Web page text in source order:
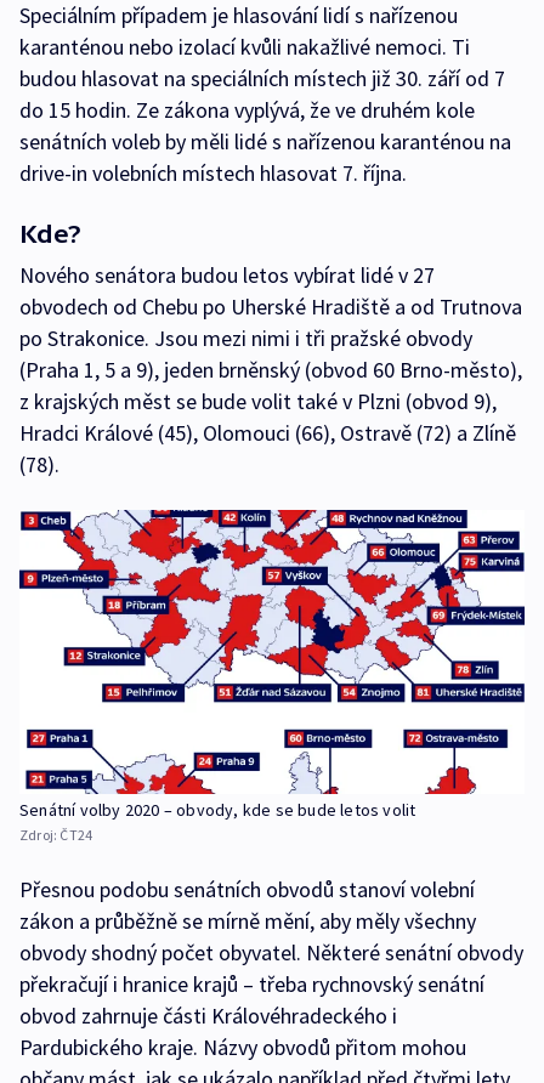
Speciálním případem je hlasování lidí s nařízenou
karanténou nebo izolací kvůli nakažlivé nemoci. Ti
budou hlasovat na speciálních místech již 30. září od 7
do 15 hodin. Ze zákona vyplývá, že ve druhém kole
senátních voleb by měli lidé s nařízenou karanténou na
drive-in volebních místech hlasovat 7. října.
Kde?
Nového senátora budou letos vybírat lidé v 27
obvodech od Chebu po Uherské Hradiště a od Trutnova
po Strakonice. Jsou mezi nimi i tři pražské obvody
(Praha 1, 5 a 9), jeden brněnský (obvod 60 Brno-město),
z krajských měst se bude volit také v Plzni (obvod 9),
Hradci Králové (45), Olomouci (66), Ostravě (72) a Zlíně
(78).
Senátní volby 2020 – obvody, kde se bude letos volit
Zdroj: ČT24
Přesnou podobu senátních obvodů stanoví volební
zákon a průběžně se mírně mění, aby měly všechny
obvody shodný počet obyvatel. Některé senátní obvody
překračují i hranice krajů – třeba rychnovský senátní
obvod zahrnuje části Královéhradeckého i
Pardubického kraje. Názvy obvodů přitom mohou